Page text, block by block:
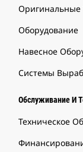
Оригинальные
Оборудование
Навесное
Системы
Обслуживание И
Техническое